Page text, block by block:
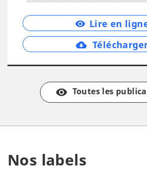
remove_red_eye Lire en
cloud_download
remove_red_eye Toutes les
Nos labels